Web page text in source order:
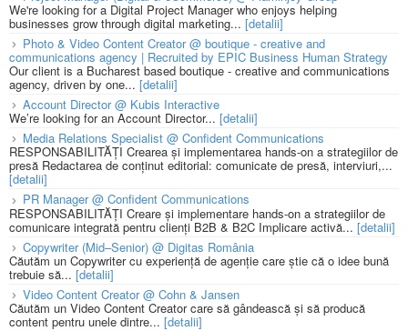
We're looking for a Digital Project Manager who enjoys helping
businesses grow through digital marketing... [detalii]
Photo & Video Content Creator @ boutique - creative and
communications agency | Recruited by EPIC Business Human Strategy
Our client is a Bucharest based boutique - creative and communications
agency, driven by one... [detalii]
Account Director @ Kubis Interactive
We’re looking for an Account Director... [detalii]
Media Relations Specialist @ Confident Communications
RESPONSABILITĂȚI Crearea și implementarea hands-on a strategiilor de
presă Redactarea de conținut editorial: comunicate de presă, interviuri,...
[detalii]
PR Manager @ Confident Communications
RESPONSABILITĂȚI Creare și implementare hands-on a strategiilor de
comunicare integrată pentru clienți B2B & B2C Implicare activă... [detalii]
Copywriter (Mid–Senior) @ Digitas România
Căutăm un Copywriter cu experiență de agenție care știe că o idee bună
trebuie să... [detalii]
Video Content Creator @ Cohn & Jansen
Căutăm un Video Content Creator care să gândească și să producă
content pentru unele dintre... [detalii]